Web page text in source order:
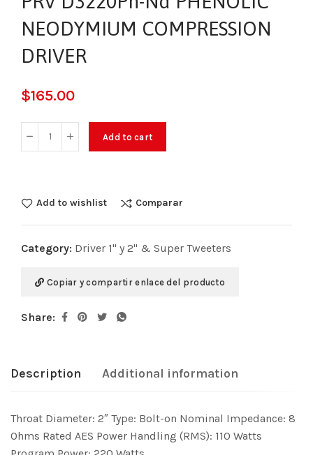
NEODYMIUM COMPRESSION
DRIVER
$165.00
Add to cart
Add to wishlist Comparar
Category: Driver 1" y 2" & Super Tweeters
Copiar y compartir enlace del producto
Share:
Description Additional information
Throat Diameter: 2″ Type: Bolt-on Nominal Impedance: 8
Ohms Rated AES Power Handling (RMS): 110 Watts